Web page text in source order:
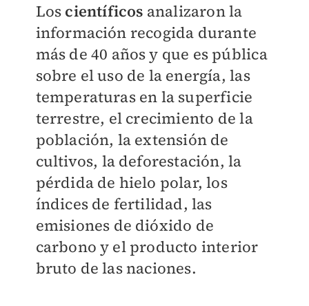
Los científicos analizaron la
información recogida durante
más de 40 años y que es pública
sobre el uso de la energía, las
temperaturas en la superficie
terrestre, el crecimiento de la
población, la extensión de
cultivos, la deforestación, la
pérdida de hielo polar, los
índices de fertilidad, las
emisiones de dióxido de
carbono y el producto interior
bruto de las naciones.